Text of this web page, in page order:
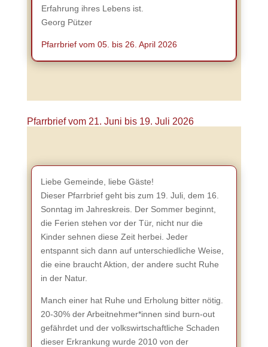
Erfahrung ihres Lebens ist.
Georg Pützer
Pfarrbrief vom 05. bis 26. April 2026
Pfarrbrief vom 21. Juni bis 19. Juli 2026
Liebe Gemeinde, liebe Gäste!
Dieser Pfarrbrief geht bis zum 19. Juli, dem 16.
Sonntag im Jahreskreis. Der Sommer beginnt,
die Ferien stehen vor der Tür, nicht nur die
Kinder sehnen diese Zeit herbei. Jeder
entspannt sich dann auf unterschiedliche Weise,
die eine braucht Aktion, der andere sucht Ruhe
in der Natur.
Manch einer hat Ruhe und Erholung bitter nötig.
20-30% der Arbeitnehmer*innen sind burn-out
gefährdet und der volkswirtschaftliche Schaden
dieser Erkrankung wurde 2010 von der